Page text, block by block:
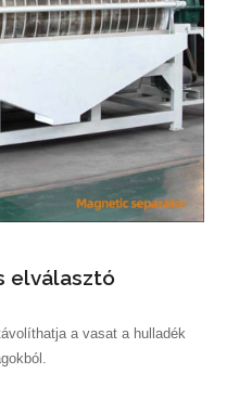
elválasztó
a vasat a hulladék